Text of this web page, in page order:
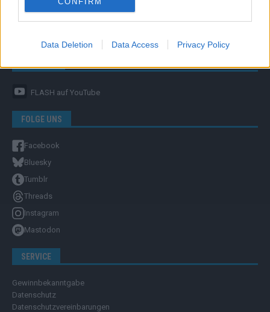
Data Deletion Data Access Privacy Policy
Unternehmensporträt
Ehtikrichtlinie & Faktencheck
FLASH auf YouTube
FOLGE UNS
Facebook
Bluesky
Tumblr
Threads
Instagram
Mastodon
SERVICE
Gewinnbekanntgabe
Datenschutz
Datenschutzvereinbarungen